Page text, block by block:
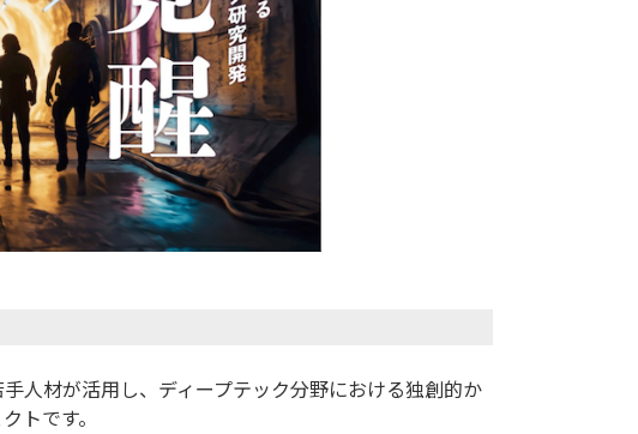
人材が活用し、ディープテック分野における独創的か
トです。